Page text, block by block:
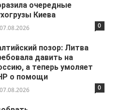
очередные
Киева
07.08.2026 0
позор: Литва
давить на
а теперь умоляет
о помощи
07.08.2026 0